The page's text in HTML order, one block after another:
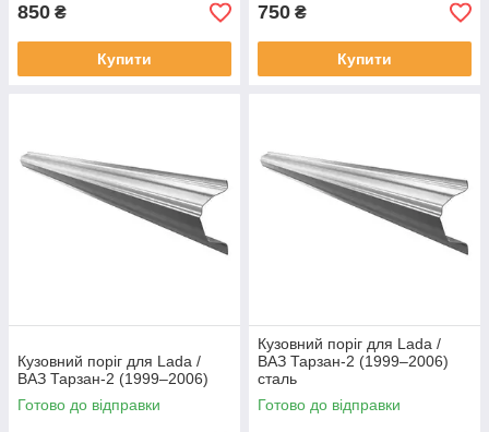
850 ₴
Купити
750 ₴
Купити
Кузовний поріг для Lada /
ВАЗ Тарзан-2 (1999–2006)
Готово до відправки
Кузовний поріг для Lada /
ВАЗ Тарзан-2 (1999–2006)
сталь
Готово до відправки